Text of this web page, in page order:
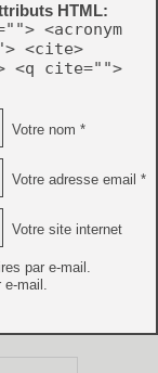
HTML:
<acronym
<cite>
<q cite="">
Votre nom *
Votre adresse email *
Votre site internet
par e-mail.
e-mail.